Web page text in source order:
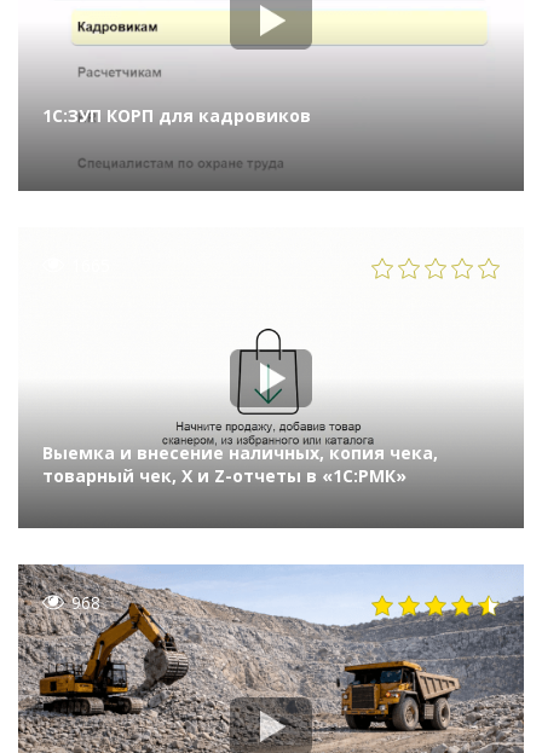
1С:ЗУП КОРП для кадровиков
Выемка и внесение наличных, копия чека,
товарный чек, Х и Z-отчеты в «1С:РМК»
968